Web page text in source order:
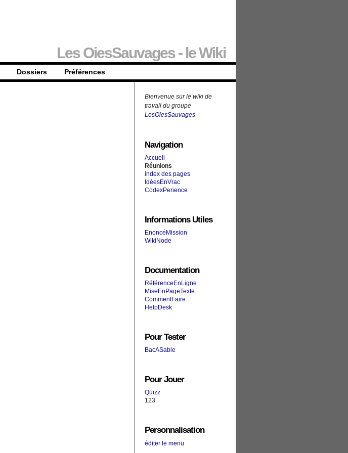
Les OiesSauvages - le Wiki
Dossiers Préférences
Bienvenue sur le wiki de
travail du groupe
LesOiesSauvages
Navigation
Accueil
Réunions
index des pages
IdéesEnVrac
CodexPerience
Informations Utiles
EnoncéMission
WikiNode
Documentation
RéférenceEnLigne
MiseEnPageTexte
CommentFaire
HelpDesk
Pour Tester
BacASable
Pour Jouer
Quizz
123
Personnalisation
éditer le menu